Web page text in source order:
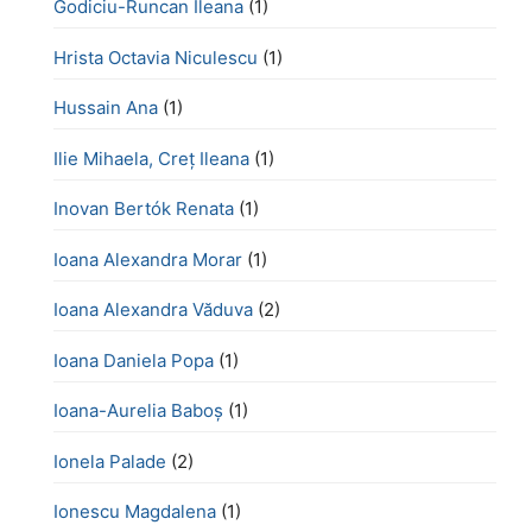
Godiciu-Runcan Ileana (1)
Hrista Octavia Niculescu (1)
Hussain Ana (1)
Ilie Mihaela, Creț Ileana (1)
Inovan Bertók Renata (1)
Ioana Alexandra Morar (1)
Ioana Alexandra Văduva (2)
Ioana Daniela Popa (1)
Ioana-Aurelia Baboș (1)
Ionela Palade (2)
Ionescu Magdalena (1)